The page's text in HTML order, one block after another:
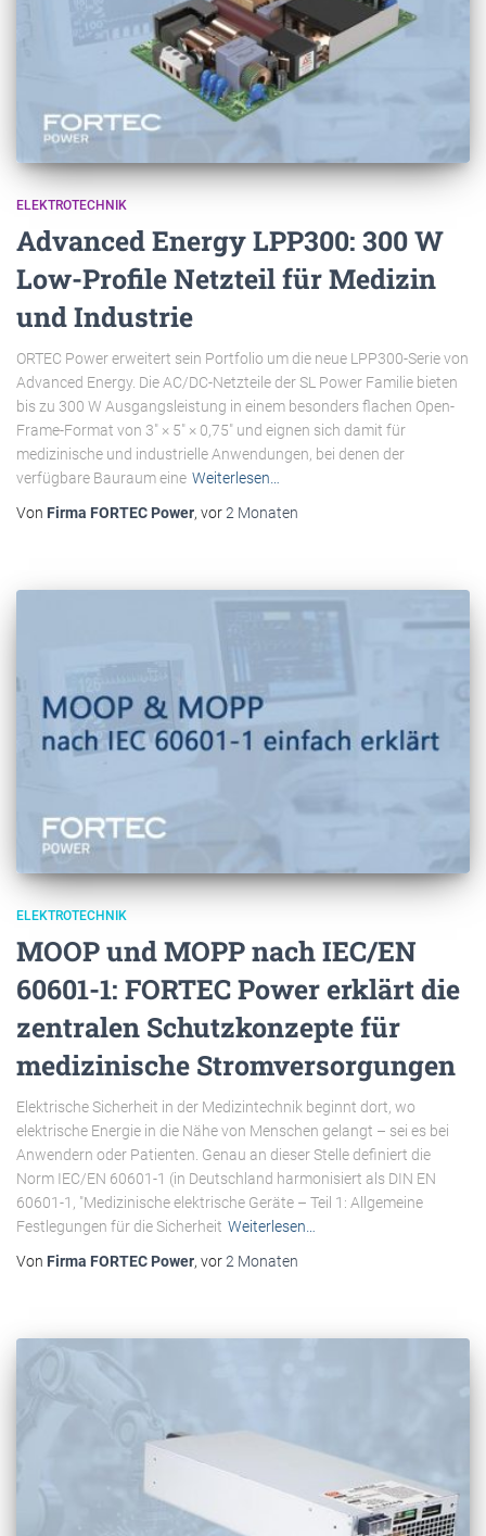
ELEKTROTECHNIK
Advanced Energy LPP300: 300 W
Low-Profile Netzteil für Medizin
und Industrie
ORTEC Power erweitert sein Portfolio um die neue LPP300-Serie von
Advanced Energy. Die AC/DC-Netzteile der SL Power Familie bieten
bis zu 300 W Ausgangsleistung in einem besonders flachen Open-
Frame-Format von 3" × 5" × 0,75" und eignen sich damit für
medizinische und industrielle Anwendungen, bei denen der
verfügbare Bauraum eine Weiterlesen…
Von Firma FORTEC Power, vor2 Monaten
ELEKTROTECHNIK
MOOP und MOPP nach IEC/EN
60601-1: FORTEC Power erklärt die
zentralen Schutzkonzepte für
medizinische Stromversorgungen
Elektrische Sicherheit in der Medizintechnik beginnt dort, wo
elektrische Energie in die Nähe von Menschen gelangt – sei es bei
Anwendern oder Patienten. Genau an dieser Stelle definiert die
Norm IEC/EN 60601-1 (in Deutschland harmonisiert als DIN EN
60601-1, "Medizinische elektrische Geräte – Teil 1: Allgemeine
Festlegungen für die Sicherheit Weiterlesen…
Von Firma FORTEC Power, vor2 Monaten